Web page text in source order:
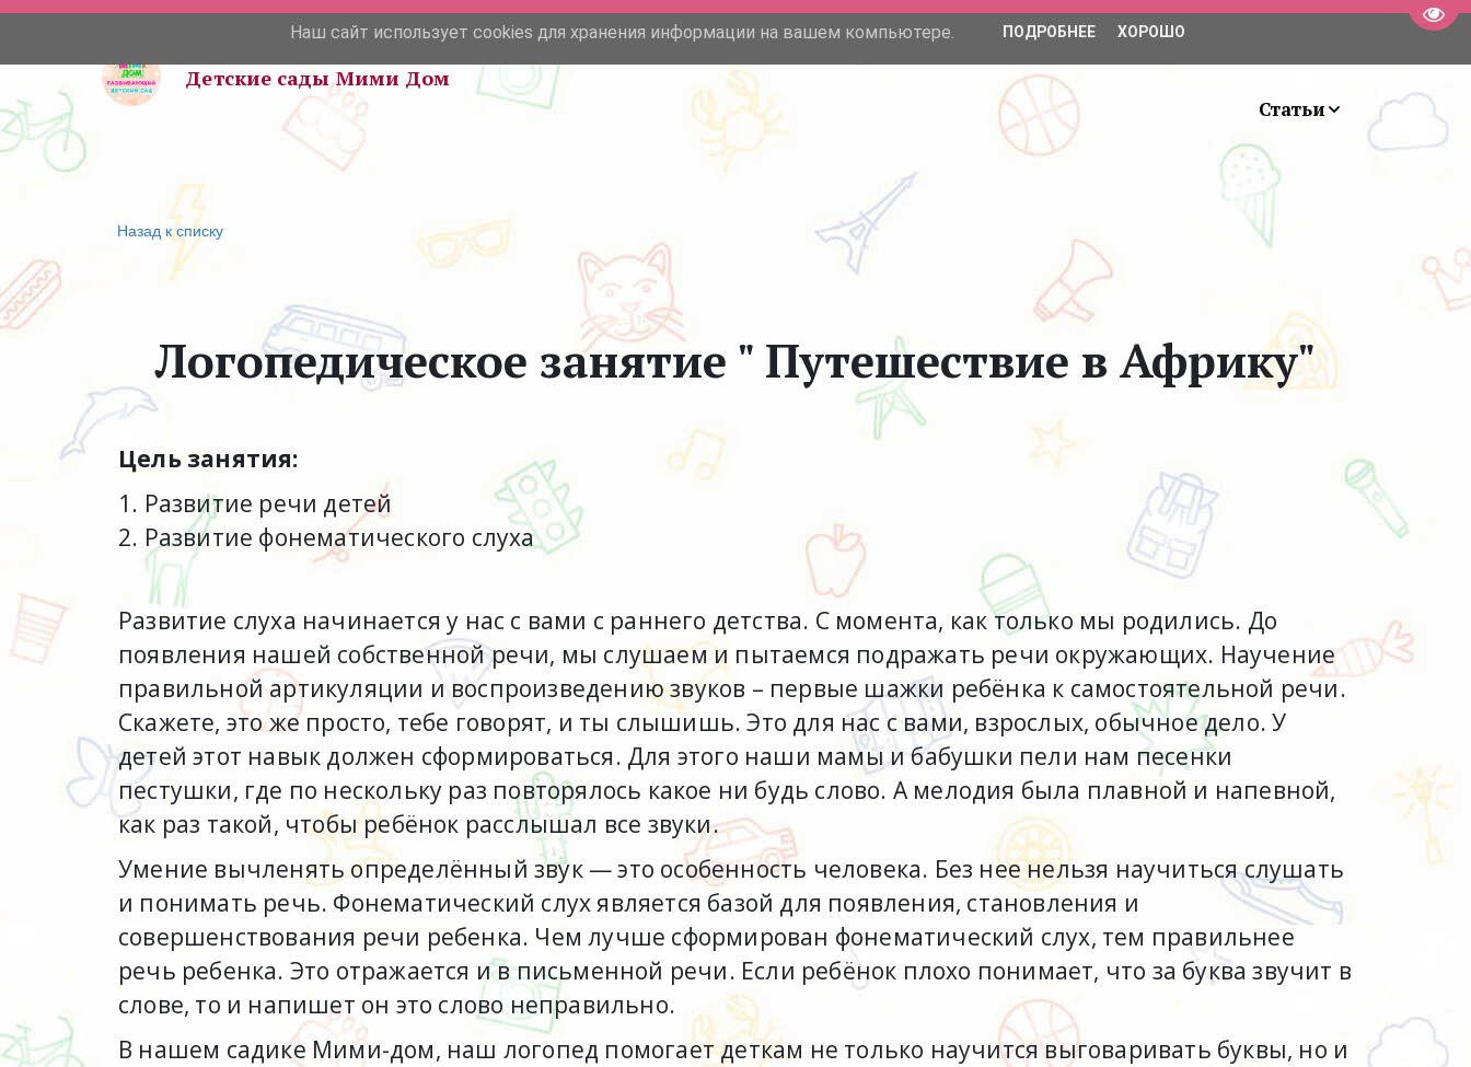
Детские сады Мими Дом
О нас Садики в СПб +7 (931) 981-63-99
Статьи
Назад к списку
Логопедическое занятие " Путешествие в Африку"
Цель занятия:
1. Развитие речи детей
2. Развитие фонематического слуха
Развитие слуха начинается у нас с вами с раннего детства. С момента, как только мы родились. До
появления нашей собственной речи, мы слушаем и пытаемся подражать речи окружающих. Научение
правильной артикуляции и воспроизведению звуков – первые шажки ребёнка к самостоятельной речи.
Скажете, это же просто, тебе говорят, и ты слышишь. Это для нас с вами, взрослых, обычное дело. У
детей этот навык должен сформироваться. Для этого наши мамы и бабушки пели нам песенки
пестушки, где по нескольку раз повторялось какое ни будь слово. А мелодия была плавной и напевной,
как раз такой, чтобы ребёнок расслышал все звуки.
Умение вычленять определённый звук — это особенность человека. Без нее нельзя научиться слушать
и понимать речь. Фонематический слух является базой для появления, становления и
совершенствования речи ребенка. Чем лучше сформирован фонематический слух, тем правильнее
речь ребенка. Это отражается и в письменной речи. Если ребёнок плохо понимает, что за буква звучит в
слове, то и напишет он это слово неправильно.
В нашем садике Мими-дом, наш логопед помогает деткам не только научится выговаривать буквы, но и
Наш сайт использует cookies для хранения информации на вашем компьютере. ПОДРОБНЕЕ ХОРОШО